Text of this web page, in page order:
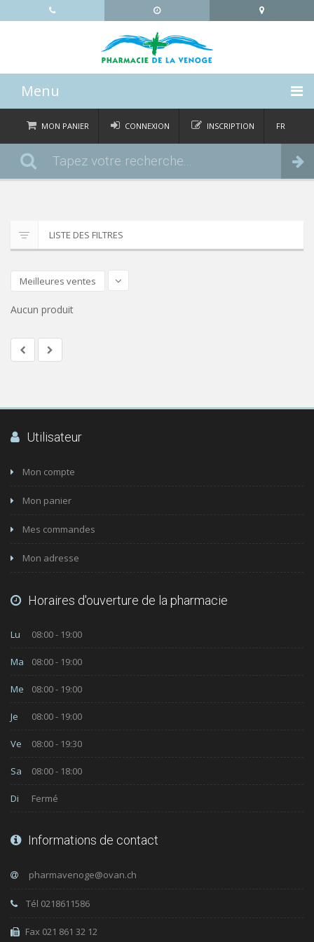
Menu
ACCUEIL
CATÉGORIES
CONTACT
MON PANIER
Commander
CONNEXION INSCRIPTION FR
LISTE DES FILTRES
Meilleures ventes
Aucun produit
Utilisateur
Mon compte
Mon panier
Mes commandes
Mon adresse
Horaires d'ouverture de la pharmacie
Lu 08:00 - 19:00
Ma 08:00 - 19:00
Me 08:00 - 19:00
Je 08:00 - 19:00
Ve 08:00 - 19:30
Sa 08:00 - 18:00
Di Fermé
Informations de contact
Tél 0218611586
Fax 021 861 32 12